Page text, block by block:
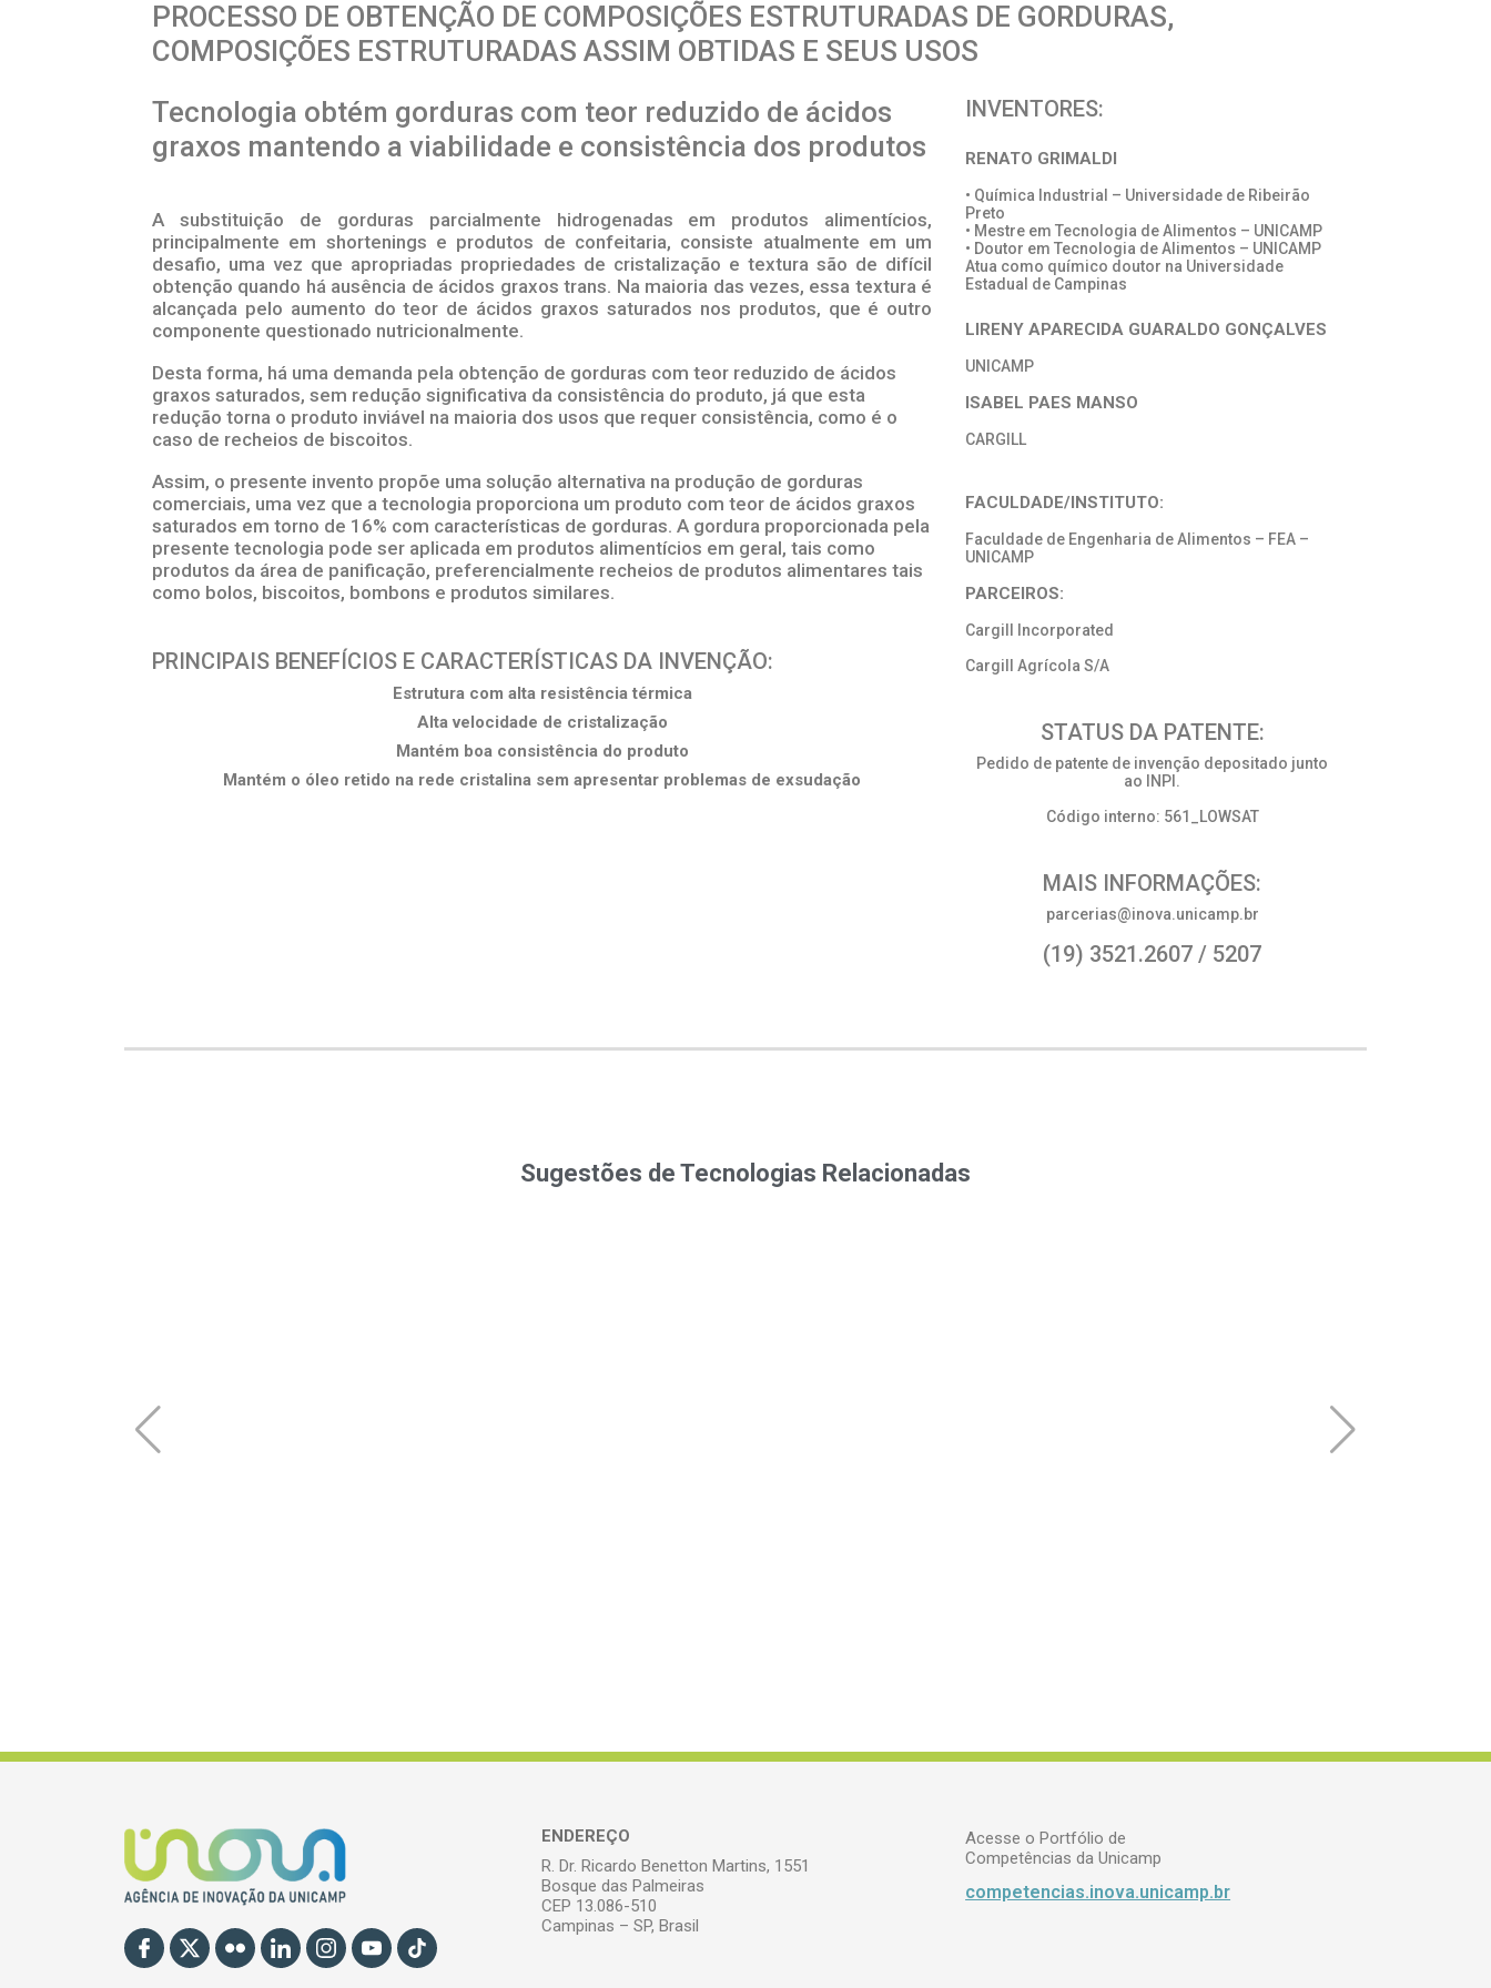
PROCESSO DE OBTENÇÃO DE COMPOSIÇÕES ESTRUTURADAS DE GORDURAS,
COMPOSIÇÕES ESTRUTURADAS ASSIM OBTIDAS E SEUS USOS
Tecnologia obtém gorduras com teor reduzido de ácidos
graxos mantendo a viabilidade e consistência dos produtos
A substituição de gorduras parcialmente hidrogenadas em produtos alimentícios,
principalmente em shortenings e produtos de confeitaria, consiste atualmente em um
desafio, uma vez que apropriadas propriedades de cristalização e textura são de difícil
obtenção quando há ausência de ácidos graxos trans. Na maioria das vezes, essa textura é
alcançada pelo aumento do teor de ácidos graxos saturados nos produtos, que é outro
componente questionado nutricionalmente.
Desta forma, há uma demanda pela obtenção de gorduras com teor reduzido de ácidos
graxos saturados, sem redução significativa da consistência do produto, já que esta
redução torna o produto inviável na maioria dos usos que requer consistência, como é o
caso de recheios de biscoitos.
Assim, o presente invento propõe uma solução alternativa na produção de gorduras
comerciais, uma vez que a tecnologia proporciona um produto com teor de ácidos graxos
saturados em torno de 16% com características de gorduras. A gordura proporcionada pela
presente tecnologia pode ser aplicada em produtos alimentícios em geral, tais como
produtos da área de panificação, preferencialmente recheios de produtos alimentares tais
como bolos, biscoitos, bombons e produtos similares.
PRINCIPAIS BENEFÍCIOS E CARACTERÍSTICAS DA INVENÇÃO:
Estrutura com alta resistência térmica
Alta velocidade de cristalização
Mantém boa consistência do produto
Mantém o óleo retido na rede cristalina sem apresentar problemas de exsudação
INVENTORES:
RENATO GRIMALDI
• Química Industrial – Universidade de Ribeirão
Preto
• Mestre em Tecnologia de Alimentos – UNICAMP
• Doutor em Tecnologia de Alimentos – UNICAMP
Atua como químico doutor na Universidade
Estadual de Campinas
LIRENY APARECIDA GUARALDO GONÇALVES
UNICAMP
ISABEL PAES MANSO
CARGILL
FACULDADE/INSTITUTO:
Faculdade de Engenharia de Alimentos – FEA –
UNICAMP
PARCEIROS:
Cargill Incorporated
Cargill Agrícola S/A
STATUS DA PATENTE:
Pedido de patente de invenção depositado junto
ao INPI.
Código interno: 561_LOWSAT
MAIS INFORMAÇÕES:
parcerias@inova.unicamp.br
(19) 3521.2607 / 5207
Sugestões de Tecnologias Relacionadas
ENDEREÇO
R. Dr. Ricardo Benetton Martins, 1551
Bosque das Palmeiras
CEP 13.086-510
Campinas – SP, Brasil
Acesse o Portfólio de
Competências da Unicamp
competencias.inova.unicamp.br